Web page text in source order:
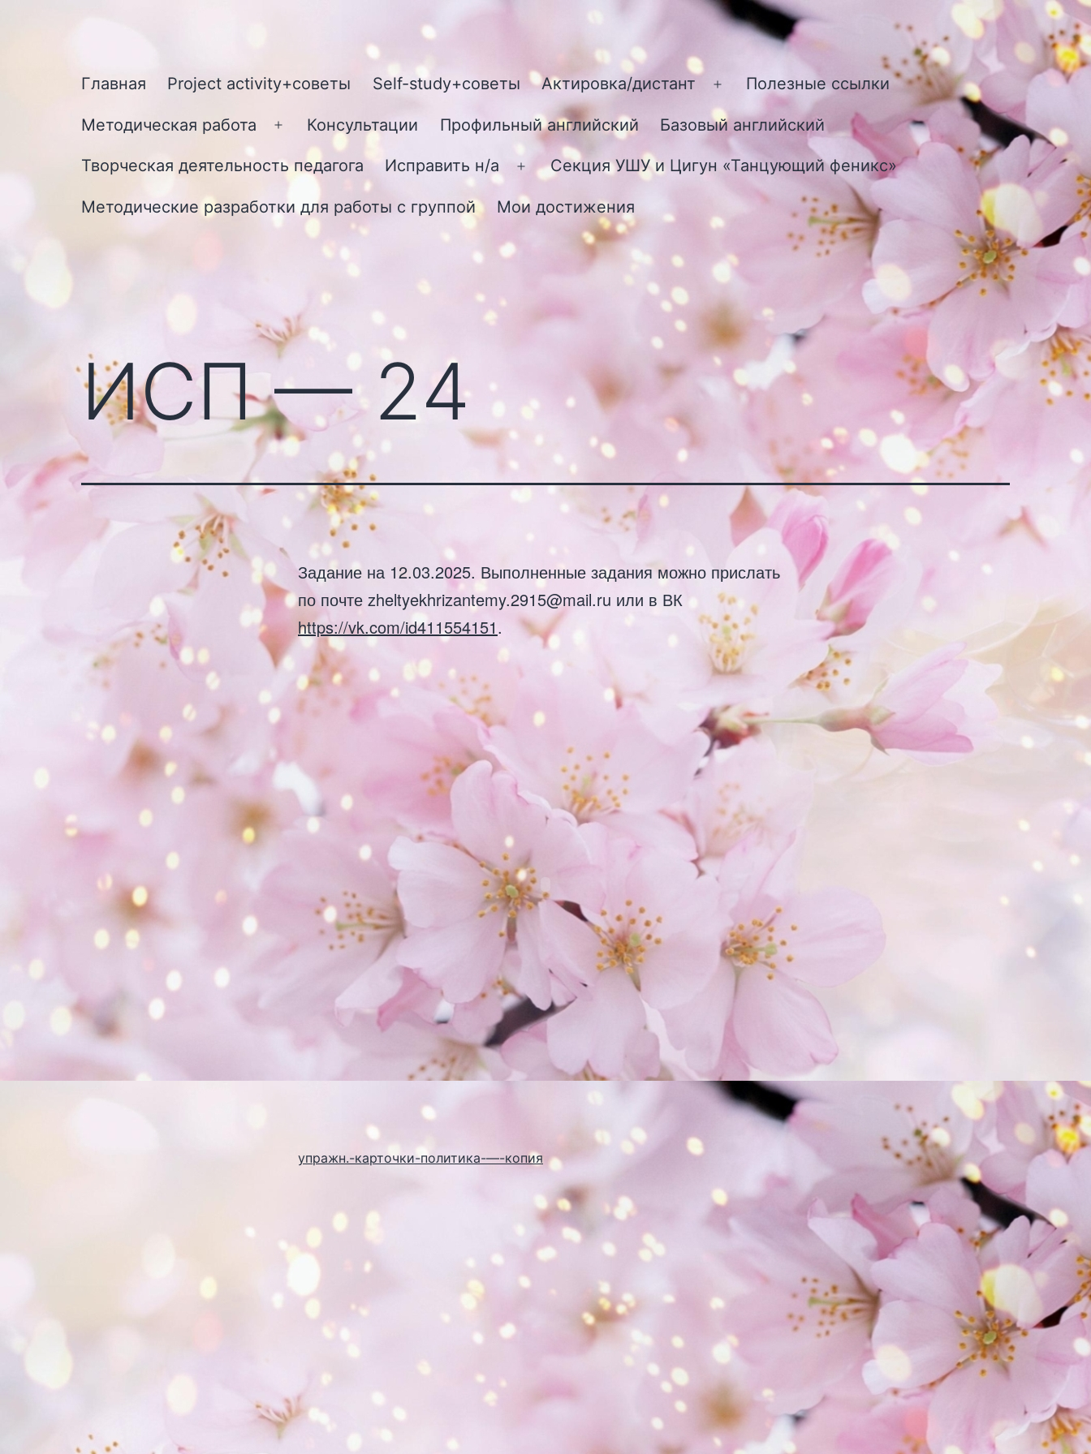
Главная Project activity+советы Self-study+советы Актировка/дистант
Открыть
меню
Полезные ссылки
Методическая работа
Открыть
меню
Консультации Профильный английский Базовый английский
Творческая деятельность педагога Исправить н/а
Открыть
меню
Секция УШУ и Цигун «Танцующий феникс»
Методические разработки для работы с группой Мои достижения
ИСП — 24
Задание на 12.03.2025. Выполненные задания можно прислать
по почте zheltyekhrizantemy.2915@mail.ru или в ВК
https://vk.com/id411554151.
упражн.-карточки-политика-—-копия